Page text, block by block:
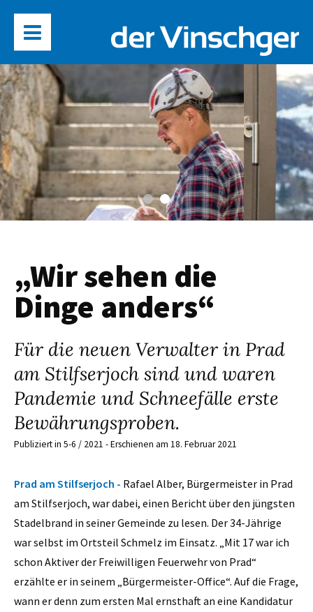
„Wir sehen die
Dinge anders“
Für die neuen Verwalter in Prad
am Stilfserjoch sind und waren
Pandemie und Schneefälle erste
Bewährungsproben.
Publiziert in 5-6 / 2021 - Erschienen am 18. Februar 2021
Prad am Stilfserjoch - Rafael Alber, Bürgermeister in Prad
am Stilfserjoch, war dabei, einen Bericht über den jüngsten
Stadelbrand in seiner Gemeinde zu lesen. Der 34-Jährige
war selbst im Ortsteil Schmelz im Einsatz. „Mit 17 war ich
schon Aktiver der Freiwilligen Feuerwehr von Prad“
erzählte er in seinem „Bürgermeister-Office“. Auf die Frage,
wann er denn zum ersten Mal ernsthaft an eine Kandidatur